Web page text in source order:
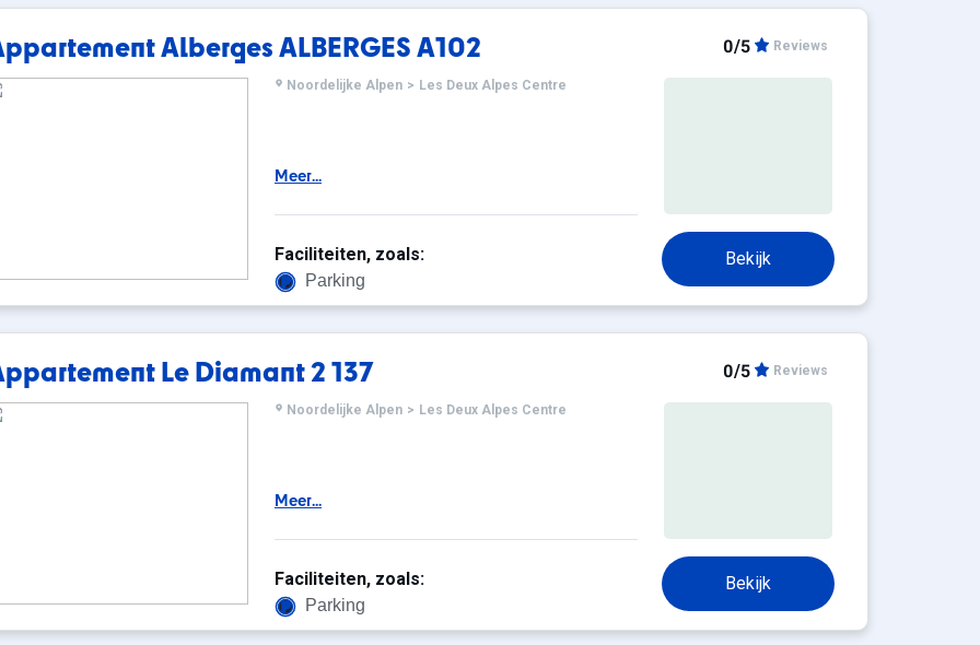
Alberges ALBERGES A102 0/5 Reviews
Noordelijke Alpen > Les Deux Alpes Centre
Meer...
Bekijk
Faciliteiten, zoals:
Parking
Le Diamant 2 137 0/5 Reviews
Noordelijke Alpen > Les Deux Alpes Centre
Meer...
Bekijk
Faciliteiten, zoals:
Parking